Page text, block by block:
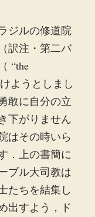
ジルの修道院
訳注・第二バ
“the
ようとしまし
敢に自分の立
下がりません
はその時いら
．上の書簡に
ブル大司教は
たちを結集し
出すよう，ド